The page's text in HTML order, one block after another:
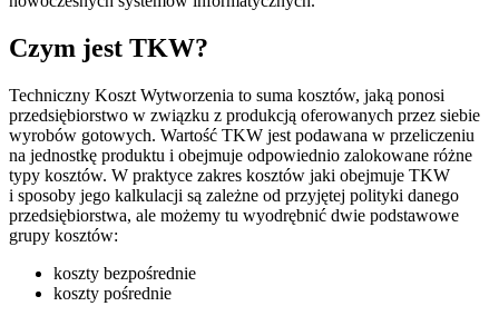
Czym jest TKW?
Techniczny Koszt Wytworzenia to suma kosztów, jaką ponosi
przedsiębiorstwo w związku z produkcją oferowanych przez siebie
wyrobów gotowych. Wartość TKW jest podawana w przeliczeniu
na jednostkę produktu i obejmuje odpowiednio zalokowane różne
typy kosztów. W praktyce zakres kosztów jaki obejmuje TKW
i sposoby jego kalkulacji są zależne od przyjętej polityki danego
przedsiębiorstwa, ale możemy tu wyodrębnić dwie podstawowe
grupy kosztów:
koszty bezpośrednie
koszty pośrednie